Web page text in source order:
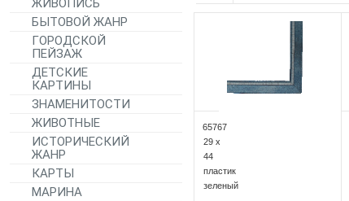
ЖИВОПИСЬ
БЫТОВОЙ ЖАНР
ГОРОДСКОЙ
ПЕЙЗАЖ
ДЕТСКИЕ
КАРТИНЫ
ЗНАМЕНИТОСТИ
ЖИВОТНЫЕ
ИСТОРИЧЕСКИЙ
ЖАНР
КАРТЫ
МАРИНА
65767
29 x
44
пластик
зеленый